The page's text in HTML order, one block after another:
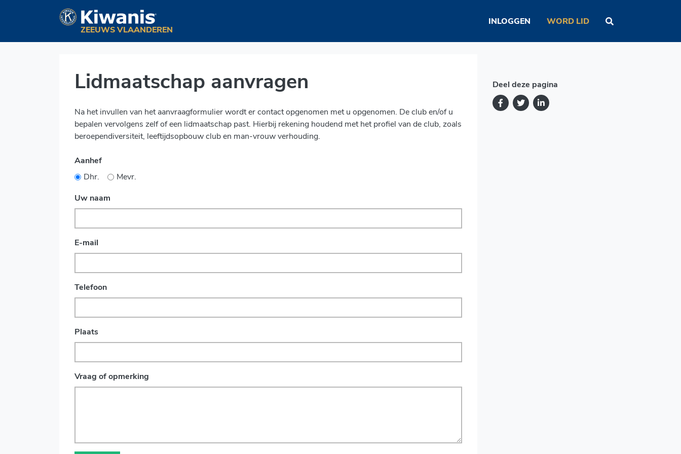
ZEEUWS VLAANDEREN
INLOGGEN WORD LID
Lidmaatschap aanvragen
Na het invullen van het aanvraagformulier wordt er contact opgenomen met u opgenomen. De club en/of u
bepalen vervolgens zelf of een lidmaatschap past. Hierbij rekening houdend met het profiel van de club, zoals
beroependiversiteit, leeftijdsopbouw club en man-vrouw verhouding.
Aanhef
Dhr.
Mevr.
Uw naam
E-mail
Telefoon
Plaats
Vraag of opmerking
Deel deze pagina